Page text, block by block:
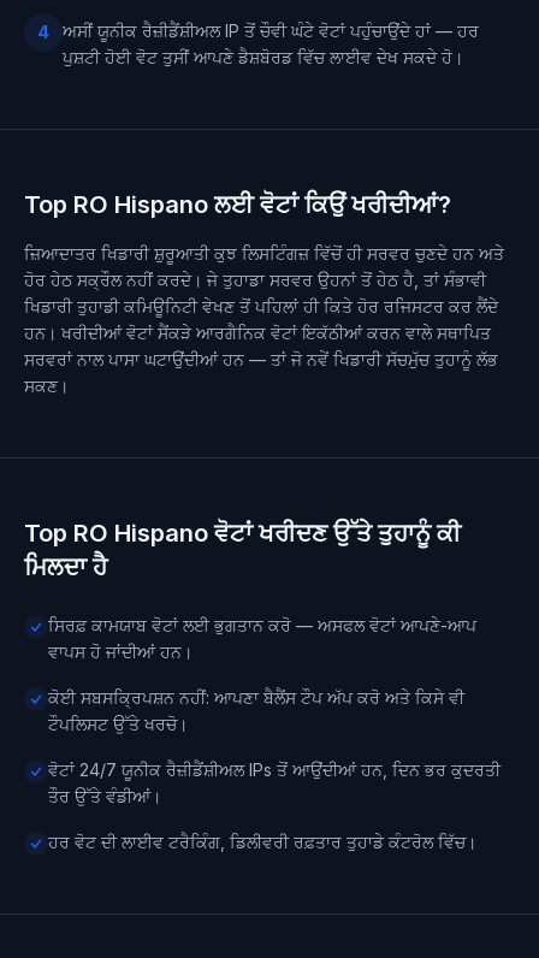
4
ਅਸੀਂ ਯੂਨੀਕ ਰੈਜ਼ੀਡੈਂਸ਼ੀਅਲ IP ਤੋਂ ਚੌਵੀ ਘੰਟੇ ਵੋਟਾਂ ਪਹੁੰਚਾਉਂਦੇ ਹਾਂ — ਹਰ
ਪੁਸ਼ਟੀ ਹੋਈ ਵੋਟ ਤੁਸੀਂ ਆਪਣੇ ਡੈਸ਼ਬੋਰਡ ਵਿੱਚ ਲਾਈਵ ਦੇਖ ਸਕਦੇ ਹੋ।
Top RO Hispano ਲਈ ਵੋਟਾਂ ਕਿਉਂ ਖਰੀਦੀਆਂ?
ਜ਼ਿਆਦਾਤਰ ਖਿਡਾਰੀ ਸ਼ੁਰੂਆਤੀ ਕੁਝ ਲਿਸਟਿੰਗਜ਼ ਵਿੱਚੋਂ ਹੀ ਸਰਵਰ ਚੁਣਦੇ ਹਨ ਅਤੇ
ਹੋਰ ਹੇਠ ਸਕ੍ਰੌਲ ਨਹੀਂ ਕਰਦੇ। ਜੇ ਤੁਹਾਡਾ ਸਰਵਰ ਉਹਨਾਂ ਤੋਂ ਹੇਠ ਹੈ, ਤਾਂ ਸੰਭਾਵੀ
ਖਿਡਾਰੀ ਤੁਹਾਡੀ ਕਮਿਊਨਿਟੀ ਵੇਖਣ ਤੋਂ ਪਹਿਲਾਂ ਹੀ ਕਿਤੇ ਹੋਰ ਰਜਿਸਟਰ ਕਰ ਲੈਂਦੇ
ਹਨ। ਖਰੀਦੀਆਂ ਵੋਟਾਂ ਸੈਂਕੜੇ ਆਰਗੈਨਿਕ ਵੋਟਾਂ ਇਕੱਠੀਆਂ ਕਰਨ ਵਾਲੇ ਸਥਾਪਿਤ
ਸਰਵਰਾਂ ਨਾਲ ਪਾਸਾ ਘਟਾਉਂਦੀਆਂ ਹਨ — ਤਾਂ ਜੋ ਨਵੇਂ ਖਿਡਾਰੀ ਸੱਚਮੁੱਚ ਤੁਹਾਨੂੰ ਲੱਭ
ਸਕਣ।
Top RO Hispano ਵੋਟਾਂ ਖਰੀਦਣ ਉੱਤੇ ਤੁਹਾਨੂੰ ਕੀ
ਮਿਲਦਾ ਹੈ
ਸਿਰਫ਼ ਕਾਮਯਾਬ ਵੋਟਾਂ ਲਈ ਭੁਗਤਾਨ ਕਰੋ — ਅਸਫਲ ਵੋਟਾਂ ਆਪਣੇ-ਆਪ
ਵਾਪਸ ਹੋ ਜਾਂਦੀਆਂ ਹਨ।
ਕੋਈ ਸਬਸਕ੍ਰਿਪਸ਼ਨ ਨਹੀਂ: ਆਪਣਾ ਬੈਲੈਂਸ ਟੌਪ ਅੱਪ ਕਰੋ ਅਤੇ ਕਿਸੇ ਵੀ
ਟੌਪਲਿਸਟ ਉੱਤੇ ਖਰਚੋ।
ਵੋਟਾਂ 24/7 ਯੂਨੀਕ ਰੈਜ਼ੀਡੈਂਸ਼ੀਅਲ IPs ਤੋਂ ਆਉਂਦੀਆਂ ਹਨ, ਦਿਨ ਭਰ ਕੁਦਰਤੀ
ਤੌਰ ਉੱਤੇ ਵੰਡੀਆਂ।
ਹਰ ਵੋਟ ਦੀ ਲਾਈਵ ਟਰੈਕਿੰਗ, ਡਿਲੀਵਰੀ ਰਫ਼ਤਾਰ ਤੁਹਾਡੇ ਕੰਟਰੋਲ ਵਿੱਚ।